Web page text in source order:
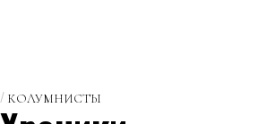
КОЛУМНИСТЫ